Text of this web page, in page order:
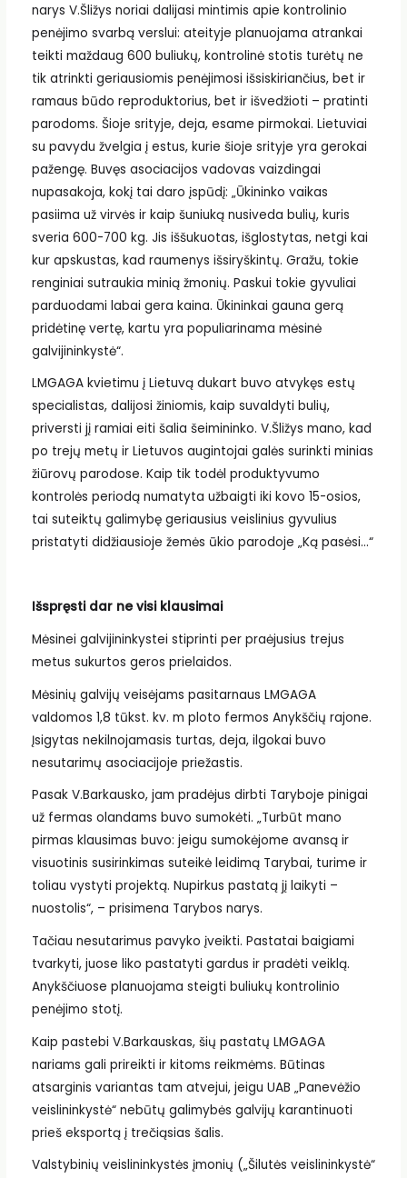
narys V.Šližys noriai dalijasi mintimis apie kontrolinio
penėjimo svarbą verslui: ateityje planuojama atrankai
teikti maždaug 600 buliukų, kontrolinė stotis turėtų ne
tik atrinkti geriausiomis penėjimosi išsiskiriančius, bet ir
ramaus būdo reproduktorius, bet ir išvedžioti – pratinti
parodoms. Šioje srityje, deja, esame pirmokai. Lietuviai
su pavydu žvelgia į estus, kurie šioje srityje yra gerokai
pažengę. Buvęs asociacijos vadovas vaizdingai
nupasakoja, kokį tai daro įspūdį: „Ūkininko vaikas
pasiima už virvės ir kaip šuniuką nusiveda bulių, kuris
sveria 600-700 kg. Jis iššukuotas, išglostytas, netgi kai
kur apskustas, kad raumenys išsiryškintų. Gražu, tokie
renginiai sutraukia minią žmonių. Paskui tokie gyvuliai
parduodami labai gera kaina. Ūkininkai gauna gerą
pridėtinę vertę, kartu yra populiarinama mėsinė
galvijininkystė“.
LMGAGA kvietimu į Lietuvą dukart buvo atvykęs estų
specialistas, dalijosi žiniomis, kaip suvaldyti bulių,
priversti jį ramiai eiti šalia šeimininko. V.Šližys mano, kad
po trejų metų ir Lietuvos augintojai galės surinkti minias
žiūrovų parodose. Kaip tik todėl produktyvumo
kontrolės periodą numatyta užbaigti iki kovo 15-osios,
tai suteiktų galimybę geriausius veislinius gyvulius
pristatyti didžiausioje žemės ūkio parodoje „Ką pasėsi…“
Išspręsti dar ne visi klausimai
Mėsinei galvijininkystei stiprinti per praėjusius trejus
metus sukurtos geros prielaidos.
Mėsinių galvijų veisėjams pasitarnaus LMGAGA
valdomos 1,8 tūkst. kv. m ploto fermos Anykščių rajone.
Įsigytas nekilnojamasis turtas, deja, ilgokai buvo
nesutarimų asociacijoje priežastis.
Pasak V.Barkausko, jam pradėjus dirbti Taryboje pinigai
už fermas olandams buvo sumokėti. „Turbūt mano
pirmas klausimas buvo: jeigu sumokėjome avansą ir
visuotinis susirinkimas suteikė leidimą Tarybai, turime ir
toliau vystyti projektą. Nupirkus pastatą jį laikyti –
nuostolis“, – prisimena Tarybos narys.
Tačiau nesutarimus pavyko įveikti. Pastatai baigiami
tvarkyti, juose liko pastatyti gardus ir pradėti veiklą.
Anykščiuose planuojama steigti buliukų kontrolinio
penėjimo stotį.
Kaip pastebi V.Barkauskas, šių pastatų LMGAGA
nariams gali prireikti ir kitoms reikmėms. Būtinas
atsarginis variantas tam atvejui, jeigu UAB „Panevėžio
veislininkystė“ nebūtų galimybės galvijų karantinuoti
prieš eksportą į trečiąsias šalis.
Valstybinių veislininkystės įmonių („Šilutės veislininkystė“